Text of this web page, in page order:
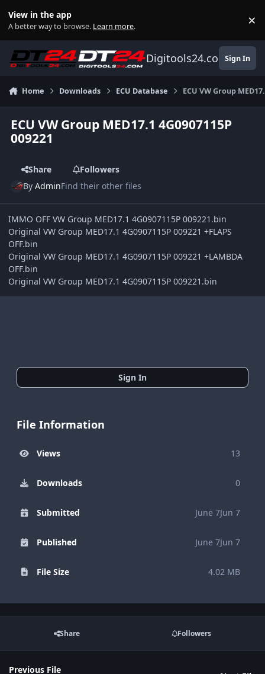
View in the app
A better way to browse. Learn more. ×
Digitools24.comSign In
Home Downloads ECU Database ECU VW Group
ECU VW Group MED17.1 4G0907115P
009221
Share
Followers
ByAdminFind their other files
IMMO OFF VW Group MED17.1 4G0907115P 009221.bin
Original VW Group MED17.1 4G0907115P 009221 +FLAPS
OFF.bin
Original VW Group MED17.1 4G0907115P 009221 +LAMBDA
OFF.bin
Original VW Group MED17.1 4G0907115P 009221.bin
Sign In
File Information
Views 13
Downloads 0
Submitted June 7Jun 7
Published June 7Jun 7
File Size 4.02 MB
Share Followers
Previous File